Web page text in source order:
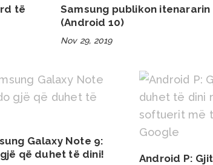
të
Samsung publikon itenararin
(Android 10)
Nov 29, 2019
Galaxy Note 9:
që duhet të dini!
Android P: